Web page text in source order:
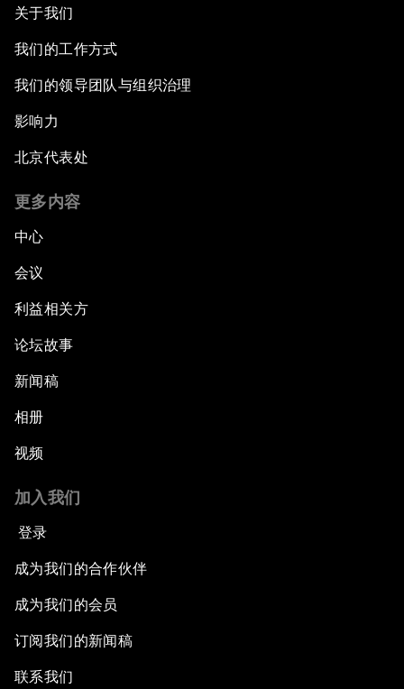
关于我们
我们的工作方式
我们的领导团队与组织治理
影响力
北京代表处
更多内容
中心
会议
利益相关方
论坛故事
新闻稿
相册
视频
加入我们
登录
成为我们的合作伙伴
成为我们的会员
订阅我们的新闻稿
联系我们